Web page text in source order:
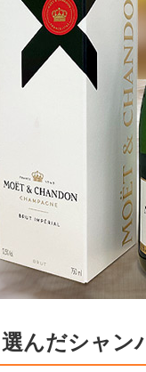
んだシャン